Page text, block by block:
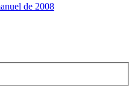
de 2008